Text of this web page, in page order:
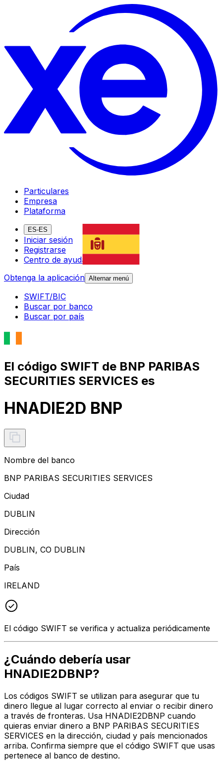
Particulares
Empresa
Plataforma
ES-ES
Iniciar sesión
Registrarse
Centro de ayuda
Obtenga la aplicación Alternar menú
SWIFT/BIC
Buscar por banco
Buscar por país
El código SWIFT de BNP PARIBAS
SECURITIES SERVICES es
HNADIE2D BNP
Nombre del banco
BNP PARIBAS SECURITIES SERVICES
Ciudad
DUBLIN
Dirección
DUBLIN, CO DUBLIN
País
IRELAND
El código SWIFT se verifica y actualiza periódicamente
¿Cuándo debería usar
HNADIE2DBNP?
Los códigos SWIFT se utilizan para asegurar que tu
dinero llegue al lugar correcto al enviar o recibir dinero
a través de fronteras. Usa HNADIE2DBNP cuando
quieras enviar dinero a BNP PARIBAS SECURITIES
SERVICES en la dirección, ciudad y país mencionados
arriba. Confirma siempre que el código SWIFT que usas
pertenece al banco de destino.